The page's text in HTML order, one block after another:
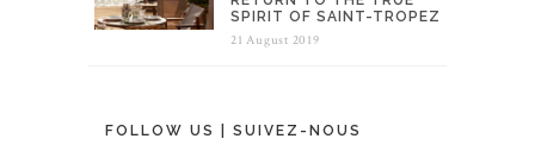
SPIRIT OF SAINT-TROPEZ
21 August 2019
FOLLOW US | SUIVEZ-NOUS